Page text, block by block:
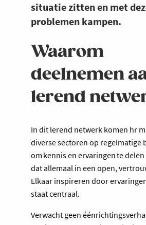
situatie zitten en met
problemen kampen.
Waarom
deelnemen
lerend
In dit lerend netwerk komen hr
diverse sectoren op regelmatige
om kennis en ervaringen te delen
dat allemaal in een open,
Elkaar inspireren door
staat centraal.
Verwacht geen